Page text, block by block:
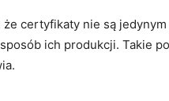
że certyfikaty nie są
ich produkcji. Takie